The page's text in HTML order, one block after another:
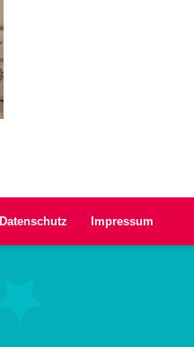
Datenschutz Impressum